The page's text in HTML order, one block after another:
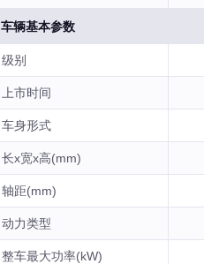
车辆基本参数
级别
上市时间
车身形式
长x宽x高(mm)
轴距(mm)
动力类型
整车最大功率(kW)